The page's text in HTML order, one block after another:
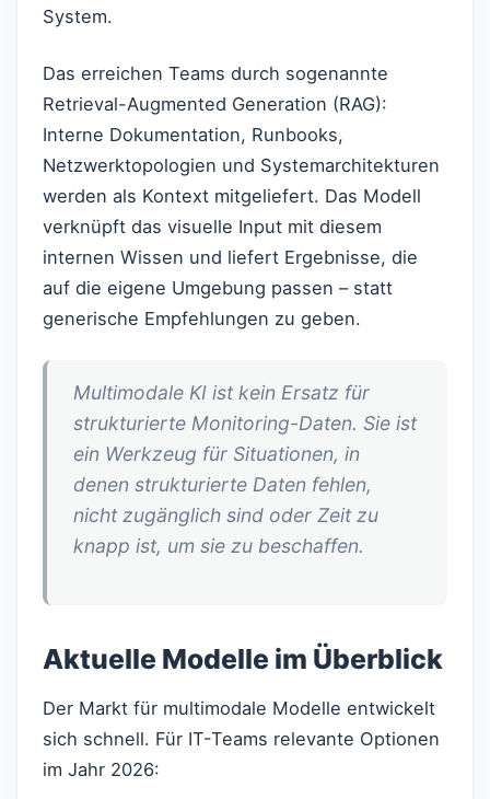
System.
Das erreichen Teams durch sogenannte
Retrieval-Augmented Generation (RAG):
Interne Dokumentation, Runbooks,
Netzwerktopologien und Systemarchitekturen
werden als Kontext mitgeliefert. Das Modell
verknüpft das visuelle Input mit diesem
internen Wissen und liefert Ergebnisse, die
auf die eigene Umgebung passen – statt
generische Empfehlungen zu geben.
Multimodale KI ist kein Ersatz für
strukturierte Monitoring-Daten. Sie ist
ein Werkzeug für Situationen, in
denen strukturierte Daten fehlen,
nicht zugänglich sind oder Zeit zu
knapp ist, um sie zu beschaffen.
Aktuelle Modelle im Überblick
Der Markt für multimodale Modelle entwickelt
sich schnell. Für IT-Teams relevante Optionen
im Jahr 2026: